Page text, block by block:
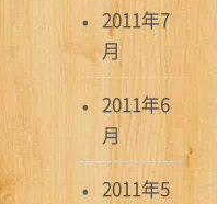
2011年7
月
2011年6
月
2011年5